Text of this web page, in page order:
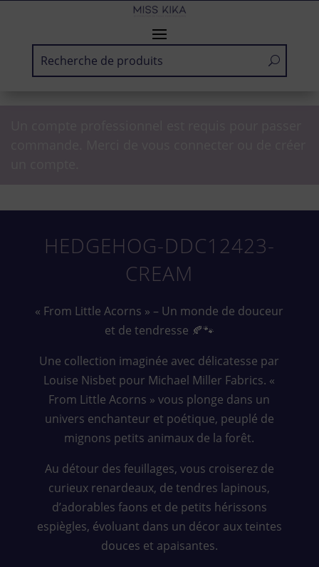
HEDGEHOG-DDC12423-
CREAM
« From Little Acorns » – Un monde de douceur
et de tendresse 🍂🐾
Une collection imaginée avec délicatesse par
Louise Nisbet pour Michael Miller Fabrics. «
From Little Acorns » vous plonge dans un
univers enchanteur et poétique, peuplé de
mignons petits animaux de la forêt.
Au détour des feuillages, vous croiserez de
curieux renardeaux, de tendres lapinous,
d’adorables faons et de petits hérissons
espiègles, évoluant dans un décor aux teintes
douces et apaisantes.